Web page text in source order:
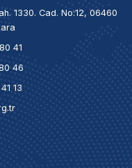
1330. Cad. No:12, 06460
41
46
13